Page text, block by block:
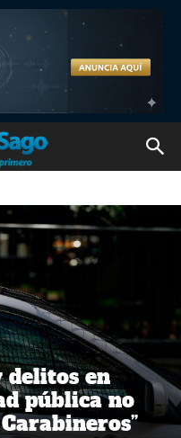
delitos en
pública no